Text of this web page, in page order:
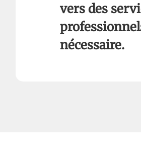
vers des
nécessaire.